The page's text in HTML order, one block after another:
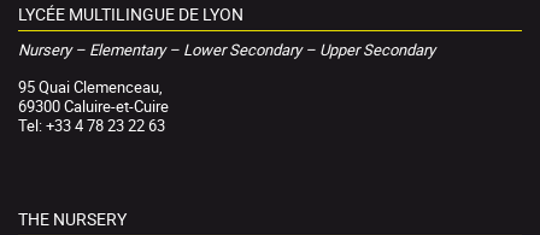
LYCÉE MULTILINGUE DE LYON
Nursery – Elementary – Lower Secondary – Upper Secondary
95 Quai Clemenceau,
69300 Caluire-et-Cuire
Tel: +33 4 78 23 22 63
THE NURSERY